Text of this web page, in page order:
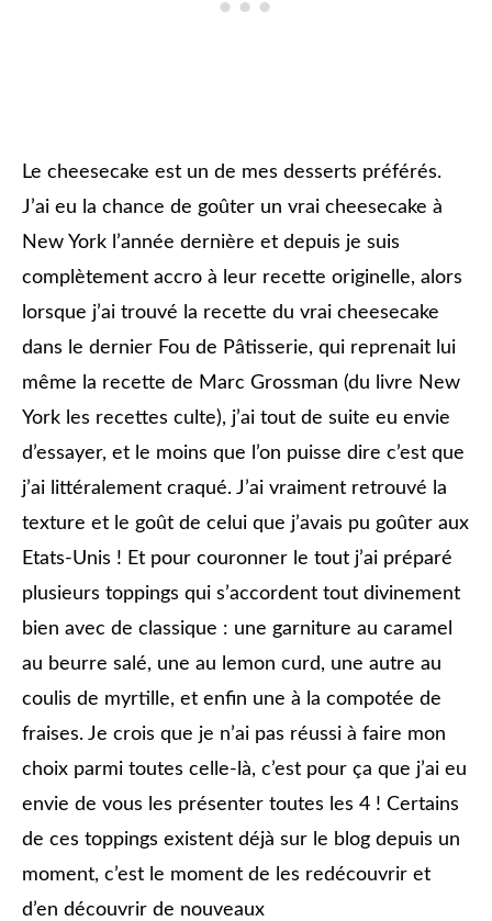
Le cheesecake est un de mes desserts préférés.
J’ai eu la chance de goûter un vrai cheesecake à
New York l’année dernière et depuis je suis
complètement accro à leur recette originelle, alors
lorsque j’ai trouvé la recette du vrai cheesecake
dans le dernier Fou de Pâtisserie, qui reprenait lui
même la recette de Marc Grossman (du livre New
York les recettes culte), j’ai tout de suite eu envie
d’essayer, et le moins que l’on puisse dire c’est que
j’ai littéralement craqué. J’ai vraiment retrouvé la
texture et le goût de celui que j’avais pu goûter aux
Etats-Unis ! Et pour couronner le tout j’ai préparé
plusieurs toppings qui s’accordent tout divinement
bien avec de classique : une garniture au caramel
au beurre salé, une au lemon curd, une autre au
coulis de myrtille, et enfin une à la compotée de
fraises. Je crois que je n’ai pas réussi à faire mon
choix parmi toutes celle-là, c’est pour ça que j’ai eu
envie de vous les présenter toutes les 4 ! Certains
de ces toppings existent déjà sur le blog depuis un
moment, c’est le moment de les redécouvrir et
d’en découvrir de nouveaux